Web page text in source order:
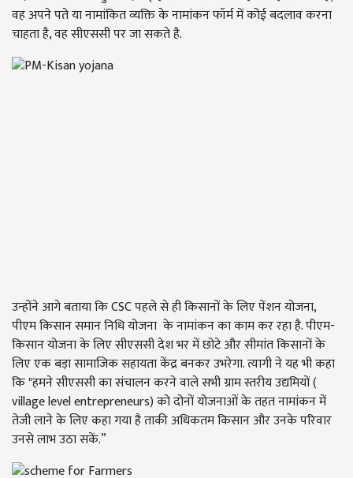
वह अपने पते या नामांकित व्यक्ति के नामांकन फॉर्म में कोई बदलाव करना
चाहता है, वह सीएससी पर जा सकते है.
उन्होंने आगे बताया कि CSC पहले से ही किसानों के लिए पेंशन योजना,
पीएम किसान समान निधि योजना के नामांकन का काम कर रहा है. पीएम-
किसान योजना के लिए सीएससी देश भर में छोटे और सीमांत किसानों के
लिए एक बड़ा सामाजिक सहायता केंद्र बनकर उभरेगा. त्यागी ने यह भी कहा
कि "हमने सीएससी का संचालन करने वाले सभी ग्राम स्तरीय उद्यमियों (
village level entrepreneurs) को दोनों योजनाओं के तहत नामांकन में
तेजी लाने के लिए कहा गया है ताकी अधिकतम किसान और उनके परिवार
उनसे लाभ उठा सकें.”